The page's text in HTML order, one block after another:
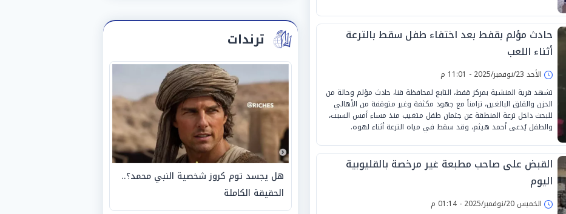
حادث مؤلم بقفط بعد اختفاء طفل سقط بالترعة
أثناء اللعب
الأحد 23/نوفمبر/2025 - 11:01 م
تشهد قرية المنشية بمركز قفط، التابع لمحافظة قنا، حادث مؤلم وحالة من
الحزن والقلق البالغين، تزامناً مع جهود مكثفة وغير متوقفة من الأهالي
للبحث داخل ترعة المنطقة عن جثمان طفل متغيب منذ مساء أمس السبت،
والطفل يُدعى أحمد هيثم، وقد سقط في مياه الترعة أثناء لهوه.
القبض على صاحب مطبعة غير مرخصة بالقليوبية
اليوم
الخميس 20/نوفمبر/2025 - 01:14 م
ترندات
هل يجسد توم كروز شخصية النبي محمد؟..
الحقيقة الكاملة